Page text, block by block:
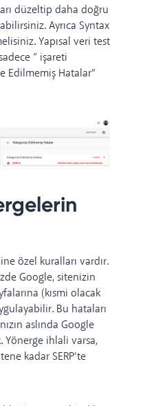
düzeltip daha doğru
Ayrıca Syntax
Yapısal veri test
“ işareti
Edilmemiş Hatalar”
özel kuralları vardır.
Google, sitenizin
(kısmi olacak
Bu hataları
aslında Google
ihlali varsa,
kadar SERP’te